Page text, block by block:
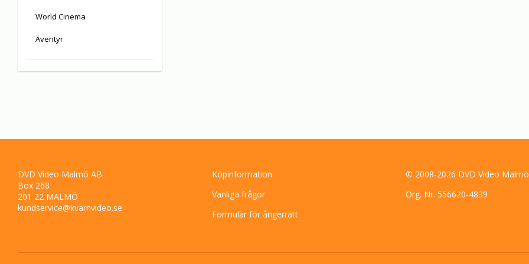
World Cinema
Äventyr
DVD Video Malmö AB
Box 268
201 22 MALMÖ
kundservice@kvarnvideo.se
Köpinformation
Vanliga frågor
Formulär för ångerrätt
© 2008-2026 DVD Video
Org. Nr. 556620-4839